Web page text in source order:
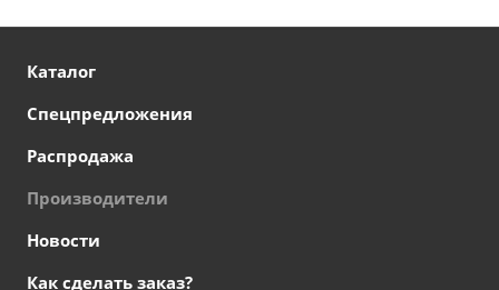
Каталог
Спецпредложения
Распродажа
Производители
Новости
Как сделать заказ?